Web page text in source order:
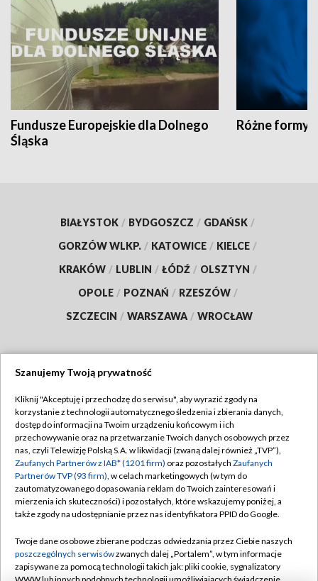
Fundusze Europejskie dla Dolnego
Śląska
Różne formy
BIAŁYSTOK / BYDGOSZCZ / GDAŃSK /
GORZÓW WLKP. / KATOWICE / KIELCE /
KRAKÓW / LUBLIN / ŁÓDŹ / OLSZTYN /
OPOLE / POZNAŃ / RZESZÓW /
SZCZECIN / WARSZAWA / WROCŁAW
TVP
Abonament TVP
Emisja w TVP
Centrum informacji TVP
Naziemna Telewizja Cyfrowa
Rada Programowa
System NOS
Regulamin TVP
Polityka prywatności
Moje zgody
Pomoc
Kontakt
Szanujemy Twoją prywatność
Kliknij "Akceptuję i przechodzę do serwisu", aby wyrazić zgody na
korzystanie z technologii automatycznego śledzenia i zbierania danych,
dostęp do informacji na Twoim urządzeniu końcowym i ich
przechowywanie oraz na przetwarzanie Twoich danych osobowych przez
nas, czyli Telewizję Polską S.A. w likwidacji (zwaną dalej również „TVP”),
Zaufanych Partnerów z IAB* (1201 firm) oraz pozostałych Zaufanych
Partnerów TVP (93 firm), w celach marketingowych (w tym do
zautomatyzowanego dopasowania reklam do Twoich zainteresowań i
mierzenia ich skuteczności) i pozostałych, które wskazujemy poniżej, a
także zgody na udostępnianie przez nas identyfikatora PPID do Google.
Twoje dane osobowe zbierane podczas odwiedzania przez Ciebie naszych
poszczególnych serwisówzwanych dalej „Portalem”, w tym informacje
zapisywane za pomocą technologii takich jak: pliki cookie, sygnalizatory